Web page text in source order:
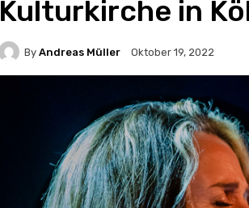
Kulturkirche in
By Andreas Müller Oktober 19, 2022